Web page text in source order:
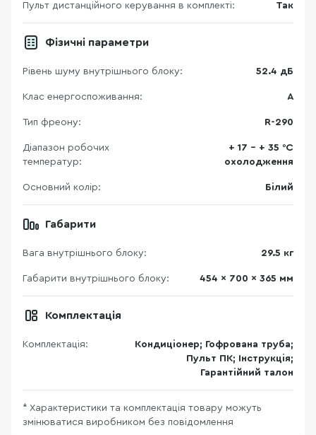
Пульт дистанційного керування в комплекті: Так
Фізичні параметри
Рівень шуму внутрішнього блоку: 52.4 дБ
Клас енергоспоживання: А
Тип фреону: R-290
Діапазон робочих
температур:
+ 17 - + 35 °C
охолодження
Основний колір: Білий
Габарити
Вага внутрішнього блоку: 29.5 кг
Габарити внутрішнього блоку: 454 x 700 x 365 мм
Комплектація
Комплектація:
Кондиціонер; Гофрована труба;
Пульт ПК; Інструкція;
Гарантійний талон
* Характеристики та комплектація товару можуть
змінюватися виробником без повідомлення